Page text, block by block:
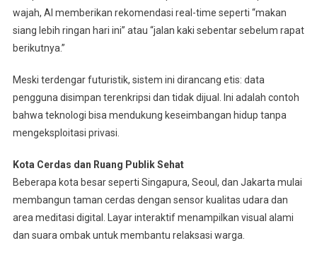
wajah, AI memberikan rekomendasi real-time seperti “makan
siang lebih ringan hari ini” atau “jalan kaki sebentar sebelum rapat
berikutnya.”
Meski terdengar futuristik, sistem ini dirancang etis: data
pengguna disimpan terenkripsi dan tidak dijual. Ini adalah contoh
bahwa teknologi bisa mendukung keseimbangan hidup tanpa
mengeksploitasi privasi.
Kota Cerdas dan Ruang Publik Sehat
Beberapa kota besar seperti Singapura, Seoul, dan Jakarta mulai
membangun taman cerdas dengan sensor kualitas udara dan
area meditasi digital. Layar interaktif menampilkan visual alami
dan suara ombak untuk membantu relaksasi warga.